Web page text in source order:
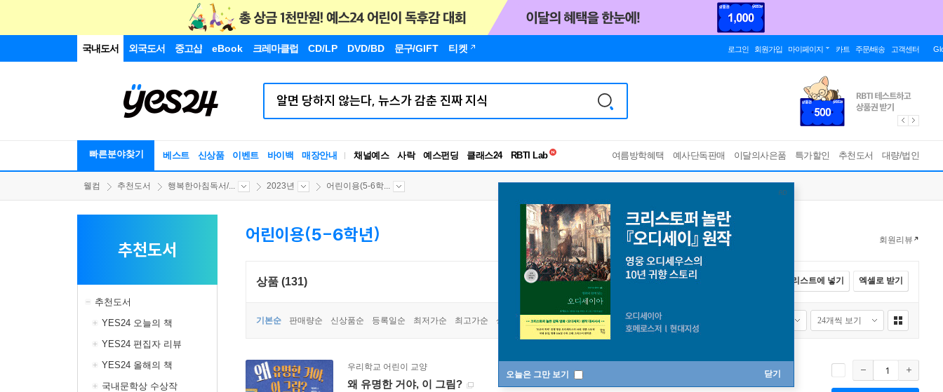
국내도서 외국도서 중고샵 eBook 크레마클럽 CD/LP DVD/BD 문구/GIFT 티켓 로그인 회원가입 마이페이지 카트 주문/배송 고객센터
빠른분야찾기 베스트 신상품 이벤트 바이백 매장안내 채널예스 사락 예스펀딩 클래스24
독서유형검사
여름방학혜택 예사단독판매 이달의사은품 특가할인 추천도서 대량/법인
오늘은 그만 보기 닫기
웰컴 추천도서 행복한아침독서/... 2023년 어린이용(5-6학...
추천도서
추천도서
YES24 오늘의 책
YES24 편집자 리뷰
YES24 올해의 책
국내문학상 수상작
어린이용(5-6학년) 회원리뷰
상품 (131) 전체선택 카트에 넣기 리스트에 넣기 엑셀로 받기
기본순 판매량순 신상품순 등록일순 최저가순 최고가순 상품명순
우리학교 어린이 교양
왜 유명한 거야, 이 그림?